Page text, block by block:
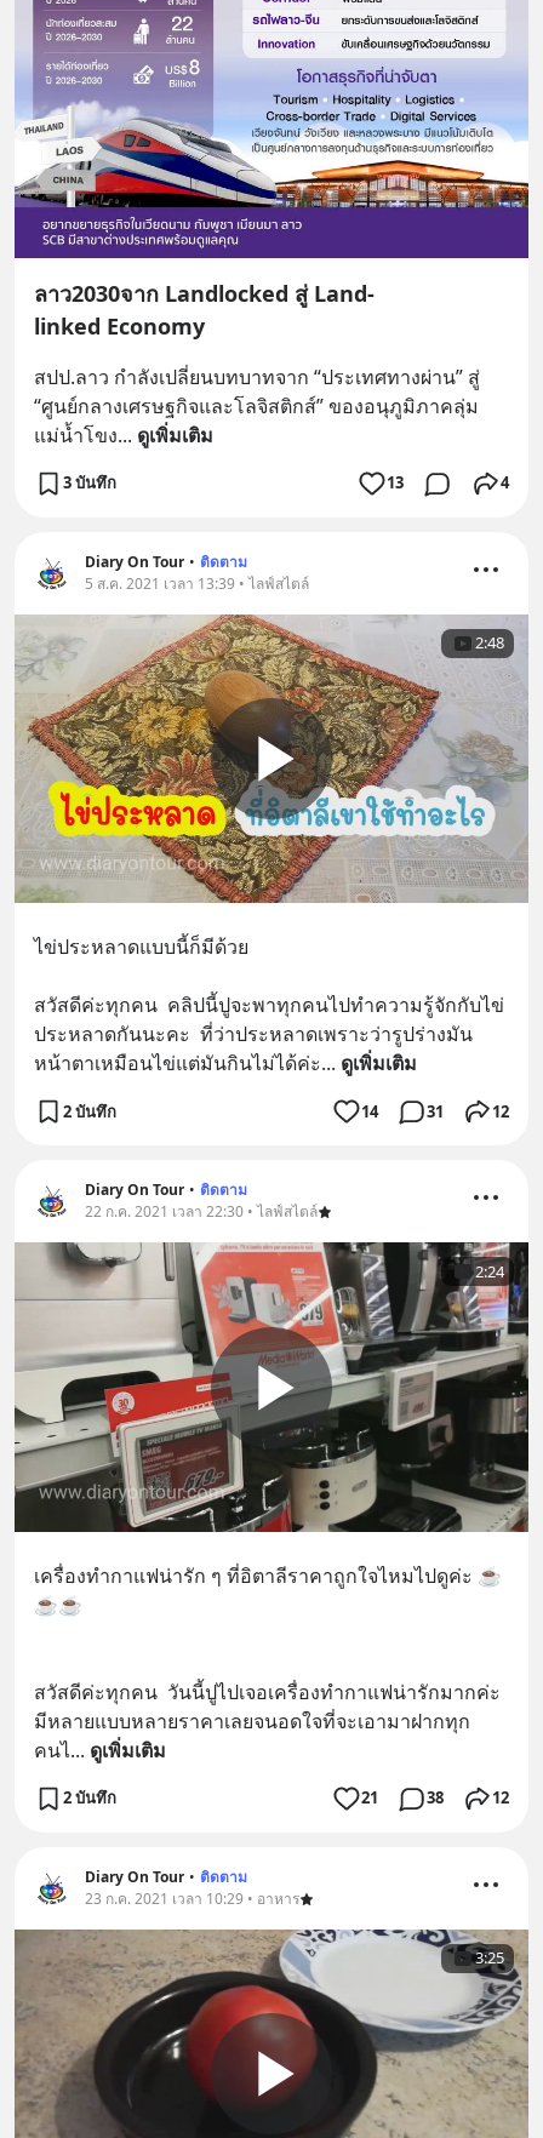
ลาว2030จาก Landlocked สู่ Land-
linked Economy
สปป.ลาว กำลังเปลี่ยนบทบาทจาก “ประเทศทางผ่าน” สู่
“ศูนย์กลางเศรษฐกิจและโลจิสติกส์” ของอนุภูมิภาคลุ่ม
แม่น้ำโขง... ดูเพิ่มเติม
3 บันทึก 13 4
Diary On Tour • ติดตาม
5 ส.ค. 2021 เวลา 13:39 • ไลฟ์สไตล์
2:48
ไข่ประหลาดแบบนี้ก็มีด้วย
สวัสดีค่ะทุกคน  คลิปนี้ปูจะพาทุกคนไปทำความรู้จักกับไข่
ประหลาดกันนะคะ  ที่ว่าประหลาดเพราะว่ารูปร่างมัน
หน้าตาเหมือนไข่แต่มันกินไม่ได้ค่ะ... ดูเพิ่มเติม
2 บันทึก 14 31 12
Diary On Tour • ติดตาม
22 ก.ค. 2021 เวลา 22:30 • ไลฟ์สไตล์
2:24
เครื่องทำกาแฟน่ารัก ๆ ที่อิตาลีราคาถูกใจไหมไปดูค่ะ ☕
☕☕
สวัสดีค่ะทุกคน  วันนี้ปูไปเจอเครื่องทำกาแฟน่ารักมากค่ะ
มีหลายแบบหลายราคาเลยจนอดใจที่จะเอามาฝากทุก
คนไ... ดูเพิ่มเติม
2 บันทึก 21 38 12
Diary On Tour • ติดตาม
23 ก.ค. 2021 เวลา 10:29 • อาหาร
3:25